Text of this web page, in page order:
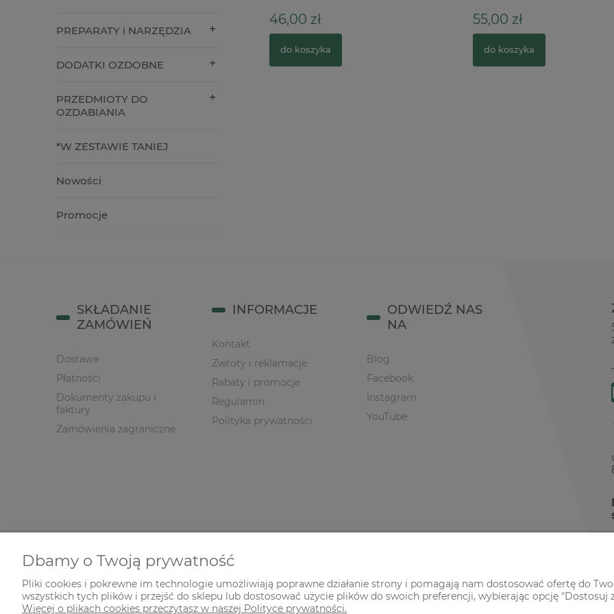
PREPARATY i NARZĘDZIA
DODATKI OZDOBNE
PRZEDMIOTY DO
OZDABIANIA
*W ZESTAWIE TANIEJ
Nowości
Promocje
46,00 zł
do koszyka
55,00 zł
do koszyka
SKŁADANIE
ZAMÓWIEŃ
Dostawa
Płatności
Dokumenty zakupu i
faktury
Zamówienia zagraniczne
INFORMACJE
Kontakt
Zwroty i reklamacje
Rabaty i promocje
Regulamin
Polityka prywatności
ODWIEDŹ NAS
NA
Blog
Facebook
Instagram
YouTube
© 2026 zielonekoty.pl. Wszelkie prawa zastrzeżone.
Dbamy o Twoją prywatność
Pliki cookies i pokrewne im technologie umożliwiają poprawne działanie strony i pomagają nam dostosować ofertę do
wszystkich tych plików i przejść do sklepu lub dostosować użycie plików do swoich preferencji, wybierając opcję "Dostosuj
Więcej o plikach cookies przeczytasz w naszej Polityce prywatności.